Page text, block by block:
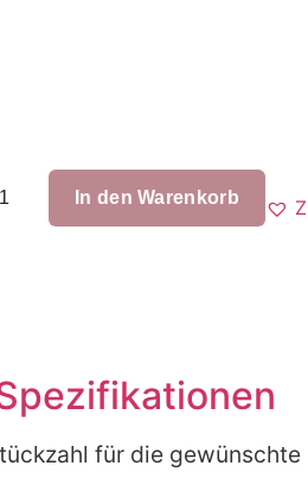
In den Warenkorb
für die gewünschte